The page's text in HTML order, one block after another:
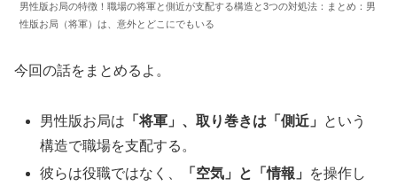
男性版お局の特徴！職場の将軍と側近が支配する構造と3つの対処法：まとめ：男
性版お局（将軍）は、意外とどこにでもいる
今回の話をまとめるよ。
男性版お局は 「将軍」、取り巻きは「側近」
という
構造で職場を支配する。
彼らは役職ではなく、
「空気」と「情報」
を操作し